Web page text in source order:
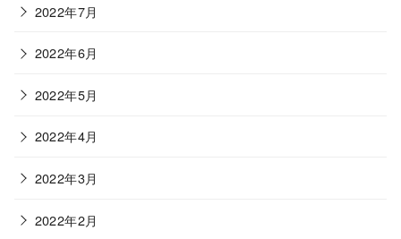
2022年7月
2022年6月
2022年5月
2022年4月
2022年3月
2022年2月